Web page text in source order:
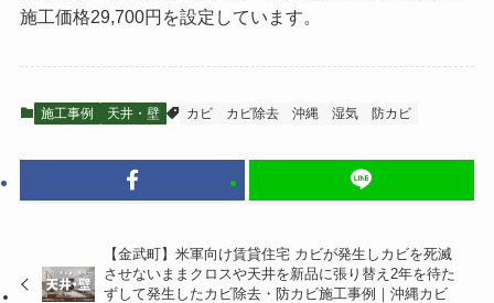
施工価格29,700円を設定しています。
施工事例 天井・壁 カビ カビ除去 沖縄 湿気 防カビ
【金武町】米軍向け賃貸住宅 カビが発生しカビを死滅
させないままクロスや天井を新品に張り替え2年を待た
ずして発生したカビ除去・防カビ施工事例｜沖縄カビ